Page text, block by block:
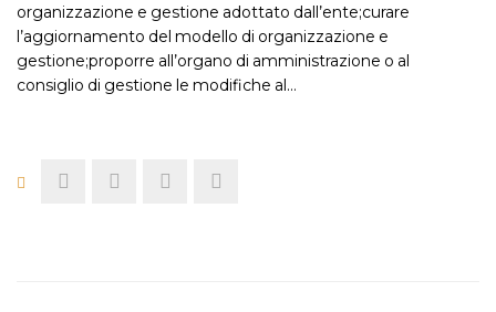
organizzazione e gestione adottato dall’ente;curare
l’aggiornamento del modello di organizzazione e
gestione;proporre all’organo di amministrazione o al
consiglio di gestione le modifiche al…